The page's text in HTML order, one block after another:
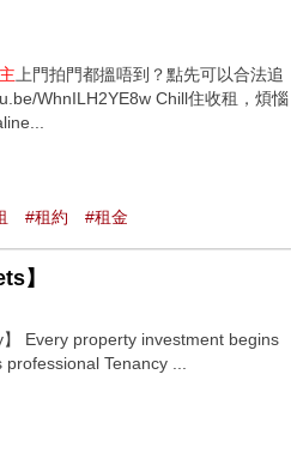
上門拍門都搵唔到？點先可以合法追
WhnILH2YE8w Chill住收租，煩惱
#租約 #租金
】
Every property investment begins
Tenancy ...